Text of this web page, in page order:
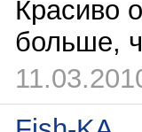
Красиво
больше,